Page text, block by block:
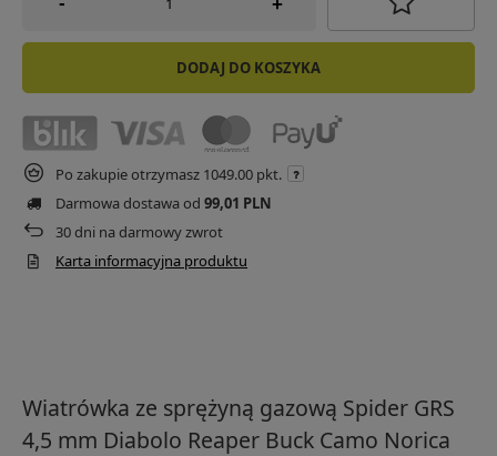
+
DODAJ DO KOSZYKA
Po zakupie otrzymasz 1049.00 pkt.
Darmowa dostawa od 99,01 PLN
30dni na darmowy zwrot
Karta informacyjna produktu
Wiatrówka ze sprężyną gazową Spider GRS
4,5 mm Diabolo Reaper Buck Camo Norica